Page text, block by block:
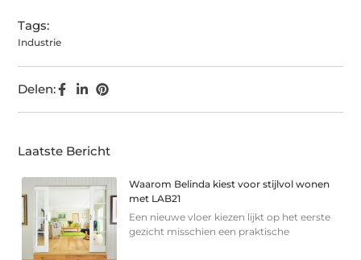
Tags:
Industrie
Delen:
Laatste Bericht
Waarom Belinda kiest voor stijlvol wonen
met LAB21
Een nieuwe vloer kiezen lijkt op het eerste
gezicht misschien een praktische